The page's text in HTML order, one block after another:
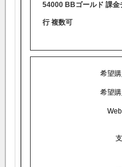
54000 BBゴールド 課金
行 複数可
希望
希望